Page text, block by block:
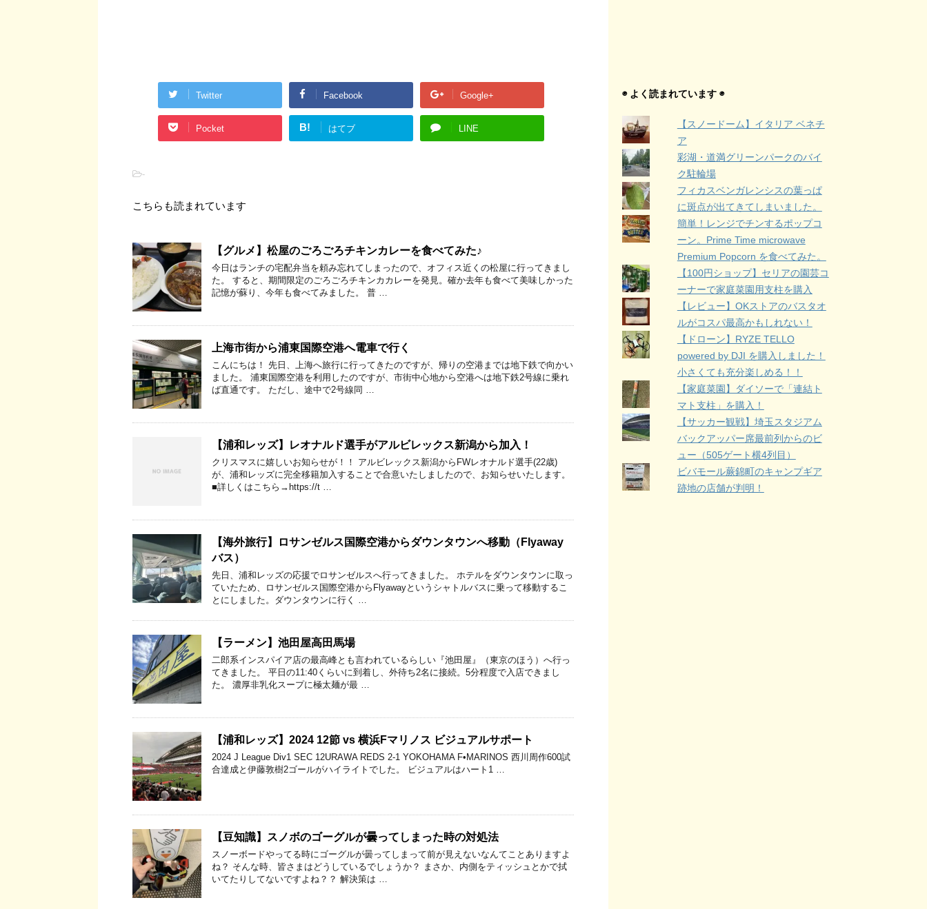
Twitter Facebook Google+
Pocket B! はてブ LINE
-
こちらも読まれています
【グルメ】松屋のごろごろチキンカレーを食べてみた♪
今日はランチの宅配弁当を頼み忘れてしまったので、オフィス近くの松屋に行ってきまし
た。 すると、期間限定のごろごろチキンカカレーを発見。確か去年も食べて美味しかった
記憶が蘇り、今年も食べてみました。 普 …
上海市街から浦東国際空港へ電車で行く
こんにちは！ 先日、上海へ旅行に行ってきたのですが、帰りの空港までは地下鉄で向かい
ました。 浦東国際空港を利用したのですが、市街中心地から空港へは地下鉄2号線に乗れ
ば直通です。 ただし、途中で2号線同 …
【浦和レッズ】レオナルド選手がアルビレックス新潟から加入！
クリスマスに嬉しいお知らせが！！ アルビレックス新潟からFWレオナルド選手(22歳)
が、浦和レッズに完全移籍加入することで合意いたしましたので、お知らせいたします。
■詳しくはこちら→https://t …
【海外旅行】ロサンゼルス国際空港からダウンタウンへ移動（Flyaway
バス）
先日、浦和レッズの応援でロサンゼルスへ行ってきました。 ホテルをダウンタウンに取っ
ていたため、ロサンゼルス国際空港からFlyawayというシャトルバスに乗って移動するこ
とにしました。ダウンタウンに行く …
【ラーメン】池田屋高田馬場
二郎系インスパイア店の最高峰とも言われているらしい『池田屋』（東京のほう）へ行っ
てきました。 平日の11:40くらいに到着し、外待ち2名に接続。5分程度で入店できまし
た。 濃厚非乳化スープに極太麺が最 …
【浦和レッズ】2024 12節 vs 横浜Fマリノス ビジュアルサポート
2024 J League Div1 SEC 12URAWA REDS 2-1 YOKOHAMA F•MARINOS 西川周作600試
合達成と伊藤敦樹2ゴールがハイライトでした。 ビジュアルはハート1 …
【豆知識】スノボのゴーグルが曇ってしまった時の対処法
スノーボードやってる時にゴーグルが曇ってしまって前が見えないなんてことありますよ
ね？ そんな時、皆さまはどうしているでしょうか？ まさか、内側をティッシュとかで拭
いてたりしてないですよね？？ 解決策は …
◉ よく読まれています ◉
【スノードーム】イタリア ベネチ
ア
彩湖・道満グリーンパークのバイ
ク駐輪場
フィカスベンガレンシスの葉っぱ
に斑点が出てきてしまいました。
簡単！レンジでチンするポップコ
ーン。Prime Time microwave
Premium Popcorn を食べてみた。
【100円ショップ】セリアの園芸コ
ーナーで家庭菜園用支柱を購入
【レビュー】OKストアのバスタオ
ルがコスパ最高かもしれない！
【ドローン】RYZE TELLO
powered by DJI を購入しました！
小さくても充分楽しめる！！
【家庭菜園】ダイソーで「連結ト
マト支柱」を購入！
【サッカー観戦】埼玉スタジアム
バックアッパー席最前列からのビ
ュー（505ゲート横4列目）
ビバモール蕨錦町のキャンプギア
跡地の店舗が判明！